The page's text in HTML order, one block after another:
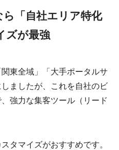
「自社エリア特化
ズが最強
東全域」「大手ポータルサ
ましたが、これを自社のビ
強力な集客ツール（リード
タマイズがおすすめです。